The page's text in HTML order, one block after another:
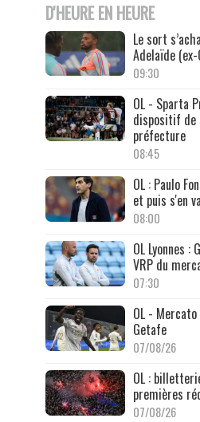
D'HEURE EN HEURE
Le sort
Adelaïde (ex-
09:30
OL - Sparta
dispositif de
préfecture
08:45
OL : Paulo
et puis s'en
08:00
OL Lyonnes
VRP du
07:30
OL -
Getafe
07/08/26
OL :
premières
07/08/26